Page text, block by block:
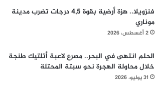
فنزويلا.. هزة أرضية بقوة 4,5 درجات تضرب مدينة
موناري
2 أغسطس، 2026
الحلم انتهى في البحر.. مصرع لاعبة أتلتيك طنجة
خلال محاولة الهجرة نحو سبتة المحتلة
31 يوليو، 2026